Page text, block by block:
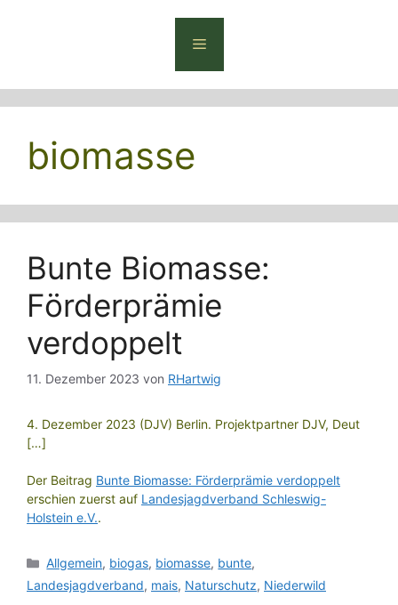
Menü
biomasse
Bunte Biomasse:
Förderprämie
verdoppelt
11. Dezember 2023 von RHartwig
4. Dezember 2023 (DJV) Berlin. Projektpartner DJV, Deut
[…]
Der Beitrag Bunte Biomasse: Förderprämie verdoppelt
erschien zuerst auf Landesjagdverband Schleswig-
Holstein e.V..
Kategorien
Allgemein, biogas, biomasse, bunte,
Landesjagdverband, mais, Naturschutz, Niederwild